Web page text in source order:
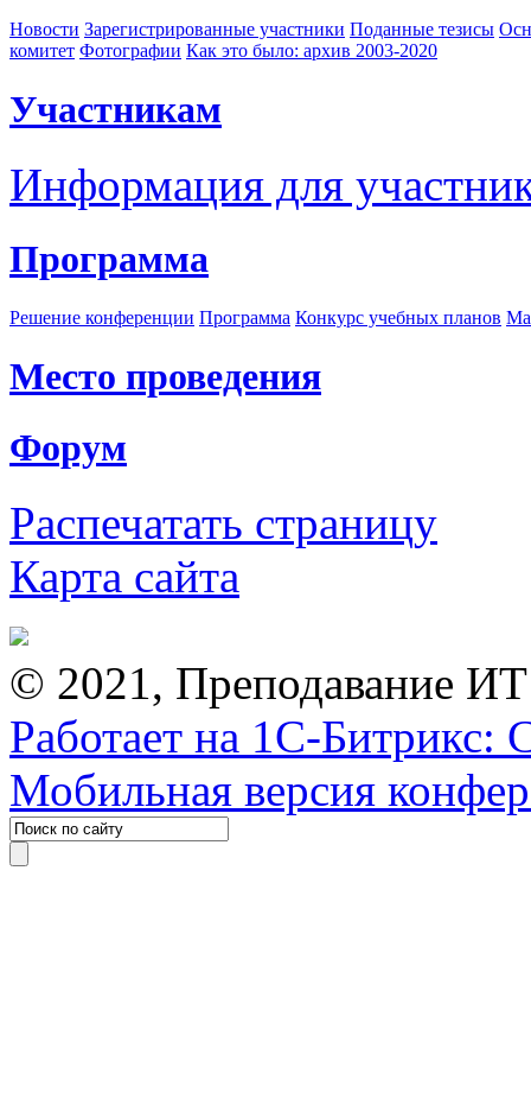
Новости Зарегистрированные участники Поданные тезисы
комитет Фотографии Как это было: архив 2003-2020
Участникам
Информация для
Программа
Решение конференции Программа Конкурс учебных планов
Место проведения
Форум
Распечатать страницу
Карта сайта
© 2021, Преподавание
Работает на 1С-Битрикс:
Мобильная версия